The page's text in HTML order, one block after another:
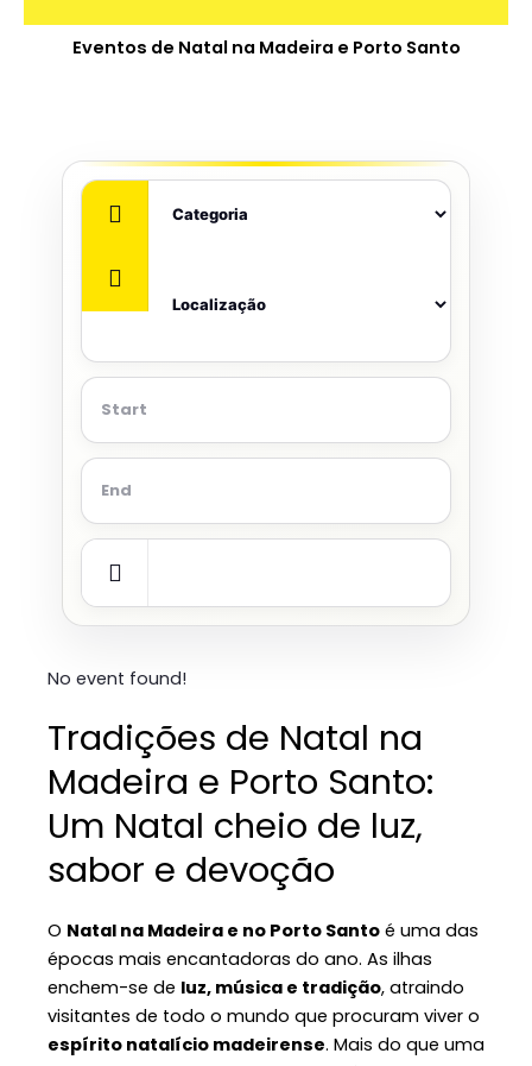
Eventos de Natal na Madeira e Porto Santo
No event found!
Tradições de Natal na
Madeira e Porto Santo:
Um Natal cheio de luz,
sabor e devoção
O Natal na Madeira e no Porto Santo é uma das
épocas mais encantadoras do ano. As ilhas
enchem-se de luz, música e tradição, atraindo
visitantes de todo o mundo que procuram viver o
espírito natalício madeirense. Mais do que uma